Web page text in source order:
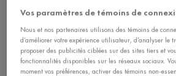
Vos paramètres de témoins de
Nous et nos partenaires utilisons des témoins de
d’améliorer votre expérience utilisateur, d’analyser le
proposer des publicités ciblées sur des sites tiers et
fonctionnalités disponibles sur les réseaux sociaux.
moment vos préférences, activer des témoins non-